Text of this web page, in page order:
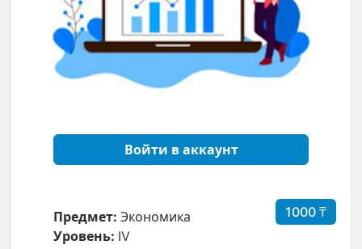
Войти в аккаунт
1000 ₸
Предмет: Экономика
Уровень: IV